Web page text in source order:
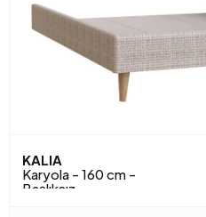
KALIA
Karyola - 160 cm -
Başlıksız